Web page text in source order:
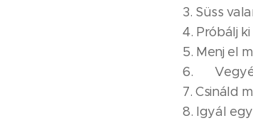
3. Süss
4. Próbálj
5. Menj el
6. 🎁
7. Csináld
8. Igyál